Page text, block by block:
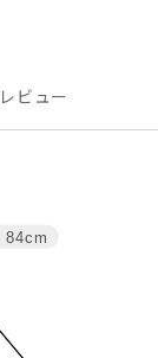
レビュー
84cm